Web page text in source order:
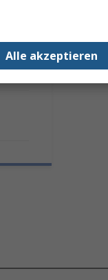
Alle akzeptieren